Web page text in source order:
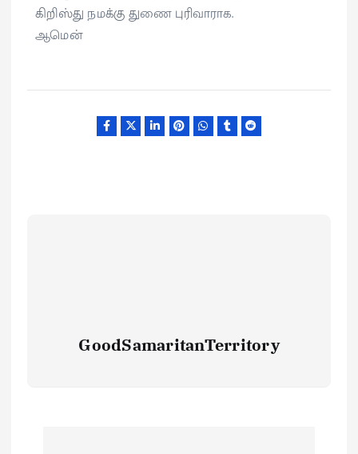
கிறிஸ்து நமக்கு துணை புரிவாராக.
ஆமென்
GoodSamaritanTerritory